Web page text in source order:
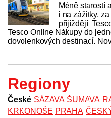
Méně starostí
i na zážitky,
přijíždějí.
Tesco Online Nákupy do
dovolenkových destinací.
Regiony
České SÁZAVA ŠUMAVA
KRKONOŠE PRAHA